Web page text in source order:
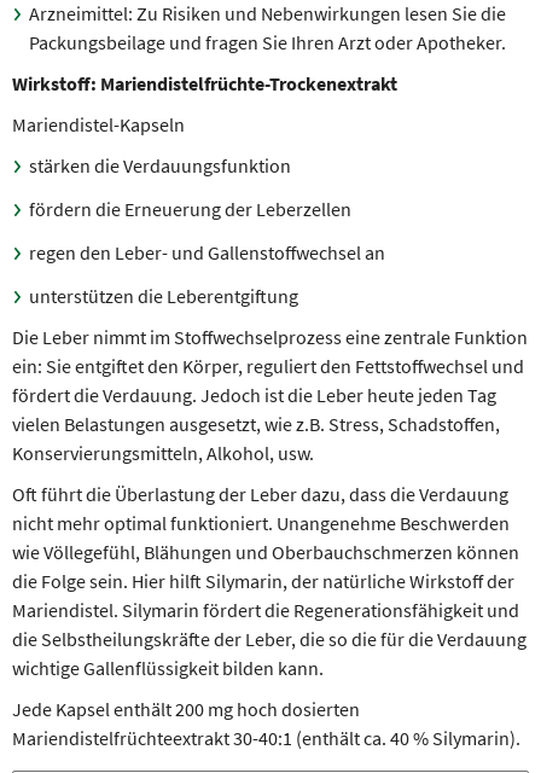
Arzneimittel: Zu Risiken und Nebenwirkungen lesen Sie die
Packungsbeilage und fragen Sie Ihren Arzt oder Apotheker.
Wirkstoff: Mariendistelfrüchte-Trockenextrakt
Mariendistel-Kapseln
stärken die Verdauungsfunktion
fördern die Erneuerung der Leberzellen
regen den Leber- und Gallenstoffwechsel an
unterstützen die Leberentgiftung
Die Leber nimmt im Stoffwechselprozess eine zentrale Funktion
ein: Sie entgiftet den Körper, reguliert den Fettstoffwechsel und
fördert die Verdauung. Jedoch ist die Leber heute jeden Tag
vielen Belastungen ausgesetzt, wie z.B. Stress, Schadstoffen,
Konservierungsmitteln, Alkohol, usw.
Oft führt die Überlastung der Leber dazu, dass die Verdauung
nicht mehr optimal funktioniert. Unangenehme Beschwerden
wie Völlegefühl, Blähungen und Oberbauchschmerzen können
die Folge sein. Hier hilft Silymarin, der natürliche Wirkstoff der
Mariendistel. Silymarin fördert die Regenerationsfähigkeit und
die Selbstheilungskräfte der Leber, die so die für die Verdauung
wichtige Gallenflüssigkeit bilden kann.
Jede Kapsel enthält 200 mg hoch dosierten
Mariendistelfrüchteextrakt 30-40:1 (enthält ca. 40 % Silymarin).